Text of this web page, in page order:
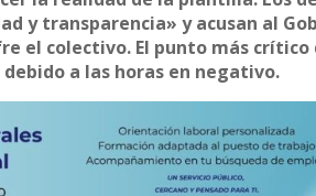
y transparencia» y acusan al
el colectivo. El punto más crítico
a las horas en negativo.